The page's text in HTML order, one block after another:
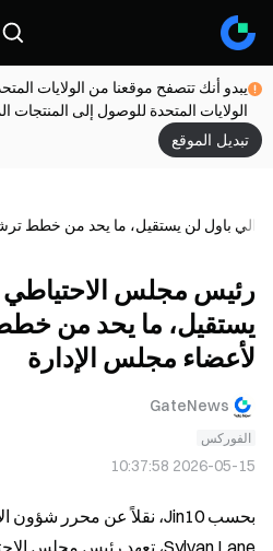
يبدو أنك تتصفح موقعنا من الولايات
الولايات المتحدة للوصول إلى
تبديل الموقع
باول لن يستقيل، ما يحد من خطط
رئيس مجلس الاحتياطي
يستقيل، ما يحد من
لأعضاء مجلس الإدارة
GateNews
الفوركس
2026-05-15 10:37:58